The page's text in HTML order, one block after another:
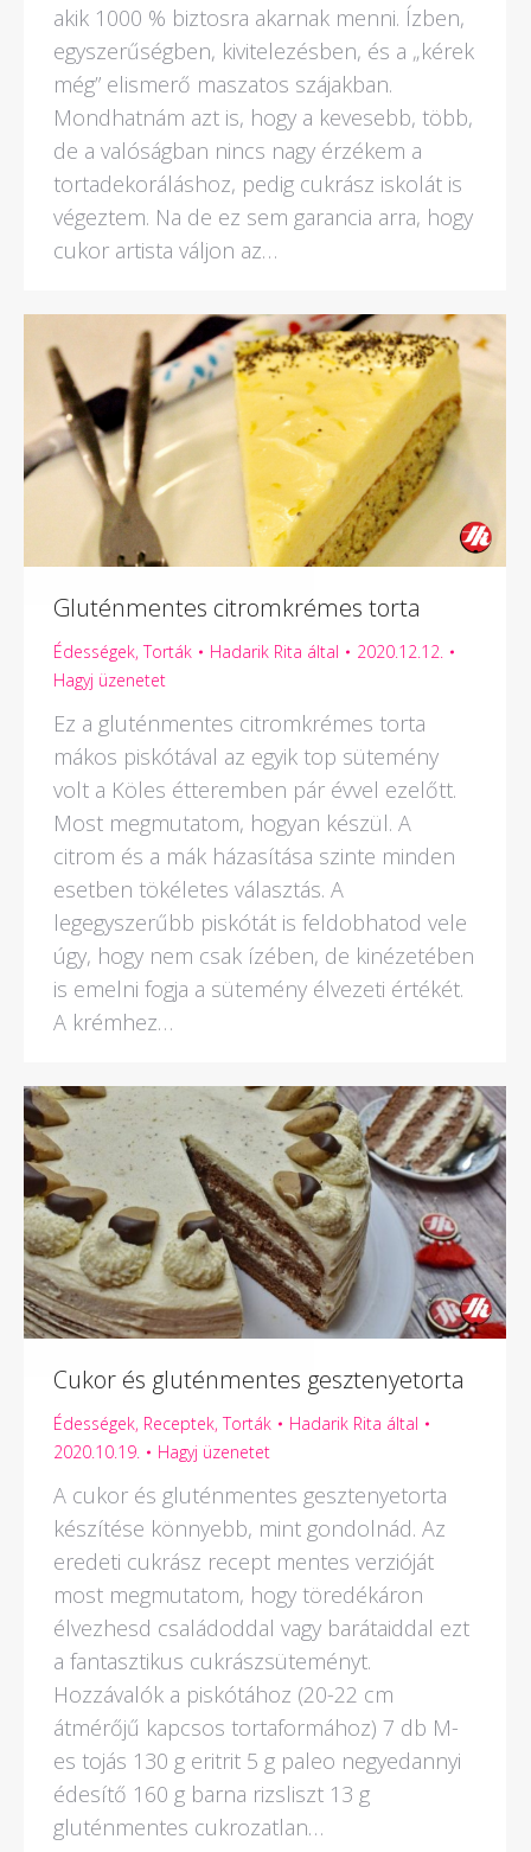
akik 1000 % biztosra akarnak menni. Ízben,
egyszerűségben, kivitelezésben, és a „kérek
még” elismerő maszatos szájakban.
Mondhatnám azt is, hogy a kevesebb, több,
de a valóságban nincs nagy érzékem a
tortadekoráláshoz, pedig cukrász iskolát is
végeztem. Na de ez sem garancia arra, hogy
cukor artista váljon az…
Gluténmentes citromkrémes torta
Édességek,Torták Hadarik Rita által
2020.12.12.
Hagyj üzenetet
Ez a gluténmentes citromkrémes torta
mákos piskótával az egyik top sütemény
volt a Köles étteremben pár évvel ezelőtt.
Most megmutatom, hogyan készül. A
citrom és a mák házasítása szinte minden
esetben tökéletes választás. A
legegyszerűbb piskótát is feldobhatod vele
úgy, hogy nem csak ízében, de kinézetében
is emelni fogja a sütemény élvezeti értékét.
A krémhez…
Cukor és gluténmentes gesztenyetorta
Édességek, Receptek,Torták Hadarik Rita által
2020.10.19.
Hagyj üzenetet
A cukor és gluténmentes gesztenyetorta
készítése könnyebb, mint gondolnád. Az
eredeti cukrász recept mentes verzióját
most megmutatom, hogy töredékáron
élvezhesd családoddal vagy barátaiddal ezt
a fantasztikus cukrászsüteményt.
Hozzávalók a piskótához (20-22 cm
átmérőjű kapcsos tortaformához) 7 db M-
es tojás 130 g eritrit 5 g paleo negyedannyi
édesítő 160 g barna rizsliszt 13 g
gluténmentes cukrozatlan…